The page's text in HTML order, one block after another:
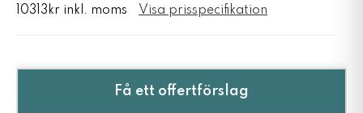
10313kr inkl. moms Visa prisspecifikation
Få ett offertförslag